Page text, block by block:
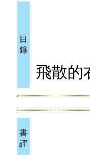
目
錄
飛散的
書
評